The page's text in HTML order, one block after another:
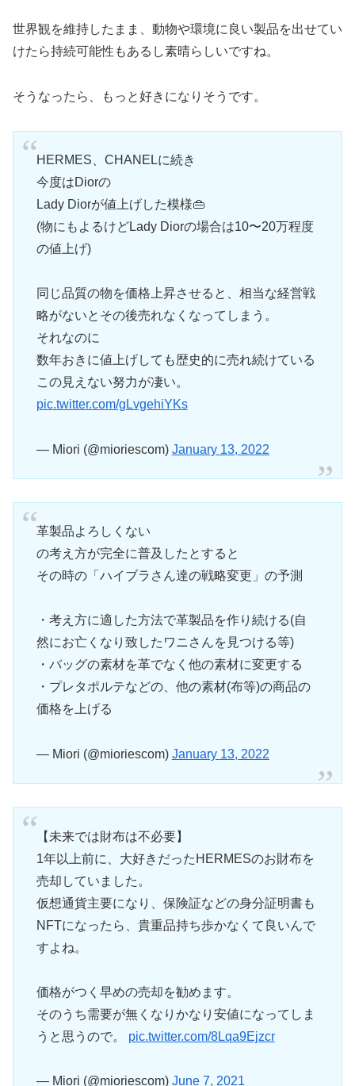
世界観を維持したまま、動物や環境に良い製品を出せてい
けたら持続可能性もあるし素晴らしいですね。
そうなったら、もっと好きになりそうです。
HERMES、CHANELに続き
今度はDiorの
Lady Diorが値上げした模様👜
(物にもよるけどLady Diorの場合は10〜20万程度
の値上げ)
同じ品質の物を価格上昇させると、相当な経営戦
略がないとその後売れなくなってしまう。
それなのに
数年おきに値上げしても歴史的に売れ続けている
この見えない努力が凄い。
pic.twitter.com/gLvgehiYKs
— Miori (@mioriescom) January 13, 2022
革製品よろしくない
の考え方が完全に普及したとすると
その時の「ハイブラさん達の戦略変更」の予測
・考え方に適した方法で革製品を作り続ける(自
然にお亡くなり致したワニさんを見つける等)
・バッグの素材を革でなく他の素材に変更する
・プレタポルテなどの、他の素材(布等)の商品の
価格を上げる
— Miori (@mioriescom) January 13, 2022
【未来では財布は不必要】
1年以上前に、大好きだったHERMESのお財布を
売却していました。
仮想通貨主要になり、保険証などの身分証明書も
NFTになったら、貴重品持ち歩かなくて良いんで
すよね。
価格がつく早めの売却を勧めます。
そのうち需要が無くなりかなり安値になってしま
うと思うので。 pic.twitter.com/8Lqa9Ejzcr
— Miori (@mioriescom) June 7, 2021